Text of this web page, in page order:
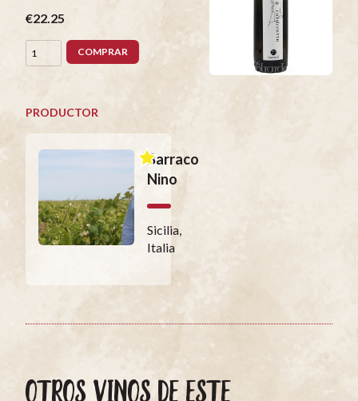
€22.25
COMPRAR
PRODUCTOR
Barraco
Nino
Sicilia,
Italia
OTROS VINOS DE ESTE